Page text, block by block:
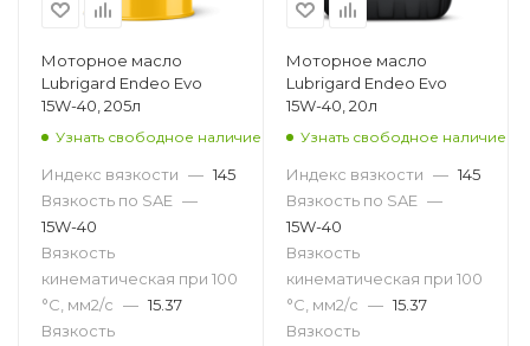
Моторное масло
Lubrigard Endeo Evo
15W-40, 205л
Узнать свободное наличие
Индекс вязкости — 145
Вязкость по SAE —
15W-40
Вязкость
кинематическая при 100
°С, мм2/с — 15.37
Вязкость
Моторное масло
Lubrigard Endeo Evo
15W-40, 20л
Узнать свободное наличие
Индекс вязкости — 145
Вязкость по SAE —
15W-40
Вязкость
кинематическая при 100
°С, мм2/с — 15.37
Вязкость